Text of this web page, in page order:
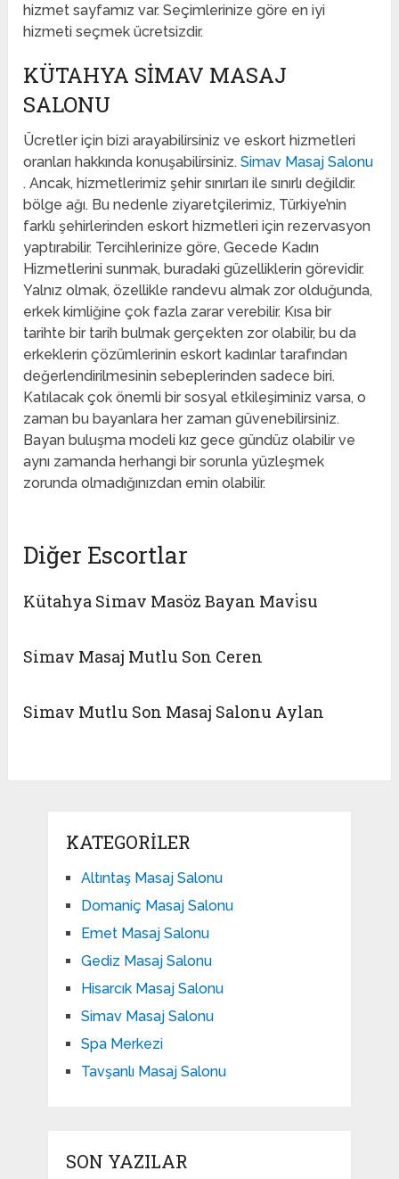
hizmet sayfamız var. Seçimlerinize göre en iyi
hizmeti seçmek ücretsizdir.
KÜTAHYA SIMAV MASAJ
SALONU
Ücretler için bizi arayabilirsiniz ve eskort hizmetleri
oranları hakkında konuşabilirsiniz.Simav Masaj Salonu
. Ancak, hizmetlerimiz şehir sınırları ile sınırlı değildir.
bölge ağı. Bu nedenle ziyaretçilerimiz, Türkiye’nin
farklı şehirlerinden eskort hizmetleri için rezervasyon
yaptırabilir. Tercihlerinize göre, Gecede Kadın
Hizmetlerini sunmak, buradaki güzelliklerin görevidir.
Yalnız olmak, özellikle randevu almak zor olduğunda,
erkek kimliğine çok fazla zarar verebilir. Kısa bir
tarihte bir tarih bulmak gerçekten zor olabilir, bu da
erkeklerin çözümlerinin eskort kadınlar tarafından
değerlendirilmesinin sebeplerinden sadece biri.
Katılacak çok önemli bir sosyal etkileşiminiz varsa, o
zaman bu bayanlara her zaman güvenebilirsiniz.
Bayan buluşma modeli kız gece gündüz olabilir ve
aynı zamanda herhangi bir sorunla yüzleşmek
zorunda olmadığınızdan emin olabilir.
Diğer Escortlar
Kütahya Simav Masöz Bayan Mavi̇su
Simav Masaj Mutlu Son Ceren
Simav Mutlu Son Masaj Salonu Aylan
KATEGORILER
Altıntaş Masaj Salonu
Domaniç Masaj Salonu
Emet Masaj Salonu
Gediz Masaj Salonu
Hisarcık Masaj Salonu
Simav Masaj Salonu
Spa Merkezi
Tavşanlı Masaj Salonu
SON YAZILAR